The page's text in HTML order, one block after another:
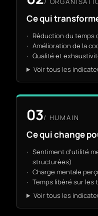
Ce qui
Réduction du temps
Amélioration de la
Qualité et
Voir tous les
03/ HUMAIN
Ce qui change
Sentiment d'utilité
structurées)
Charge mentale
Temps libéré sur les
Voir tous les